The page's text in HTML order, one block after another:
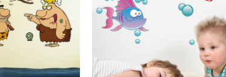
produktu
Opcje
można
wybrać
produktu